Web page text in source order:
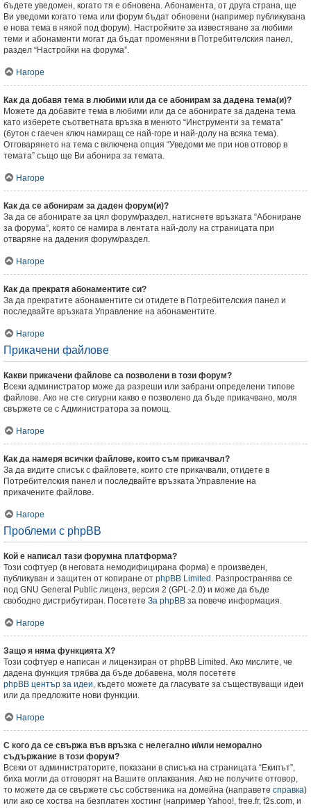
бъдете уведомен, когато тя е обновена. Абонамента, от друга страна, ще
Ви уведоми когато тема или форум бъдат обновени (например публикувана
е нова тема в някой под форум). Настройките за известяване за любими
теми и абонаменти могат да бъдат променяни в Потребителския панел,
раздел “Настройки на форума”.
Нагоре
Как да добавя тема в любими или да се абонирам за дадена тема(и)?
Можете да добавите тема в любими или да се абонирате за дадена тема
като изберете съответната връзка в менюто “Инструменти за темата”
(бутон с гаечен ключ намиращ се най-горе и най-долу на всяка тема).
Отговарянето на тема с включена опция “Уведоми ме при нов отговор в
темата” също ще Ви абонира за темата.
Нагоре
Как да се абонирам за даден форум(и)?
За да се абонирате за цял форум/раздел, натиснете връзката “Абониране
за форума”, която се намира в лентата най-долу на страницата при
отваряне на дадения форум/раздел.
Нагоре
Как да прекратя абонаментите си?
За да прекратите абонаментите си отидете в Потребителския панел и
последвайте връзката Управление на абонаментите.
Нагоре
Прикачени файлове
Какви прикачени файлове са позволени в този форум?
Всеки администратор може да разреши или забрани определени типове
файлове. Ако не сте сигурни какво е позволено да бъде прикачвано, моля
свържете се с Администратора за помощ.
Нагоре
Как да намеря всички файлове, които съм прикачвал?
За да видите списък с файловете, които сте прикачвали, отидете в
Потребителския панел и последвайте връзката Управление на
прикачените файлове.
Нагоре
Проблеми с phpBB
Кой е написал тази форумна платформа?
Този софтуер (в неговата немодифицирана форма) е произведен,
публикуван и защитен от копиране от phpBB Limited . Разпространява се
под GNU General Public лиценз, версия 2 (GPL-2.0) и може да бъде
свободно дистрибутиран. Посетете За phpBB за повече информация.
Нагоре
Защо я няма функцията X?
Този софтуер е написан и лицензиран от phpBB Limited. Ако мислите, че
дадена функция трябва да бъде добавена, моля посетете
phpBB център за идеи, където можете да гласувате за съществуващи идеи
или да предложите нови функции.
Нагоре
С кого да се свържа във връзка с нелегално и/или неморално
съдържание в този форум?
Всеки от администраторите, показани в списъка на страницата “Екипът”,
биха могли да отговорят на Вашите оплаквания. Ако не получите отговор,
то можете да се свържете със собственика на домейна (направете справка)
или ако се хоства на безплатен хостинг (например Yahoo!, free.fr, f2s.com, и